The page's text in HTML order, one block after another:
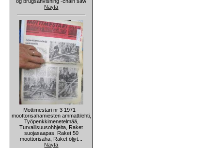
Näytä
Mottimestari nr 3 1971 -
moottorisahamiesten ammattilehti,
Työpenkkimenetelmää,
Turvallisuusohhjeita, Raket
suojasaapas, Raket 50
moottorisaha, Raket öljyt...
Näytä